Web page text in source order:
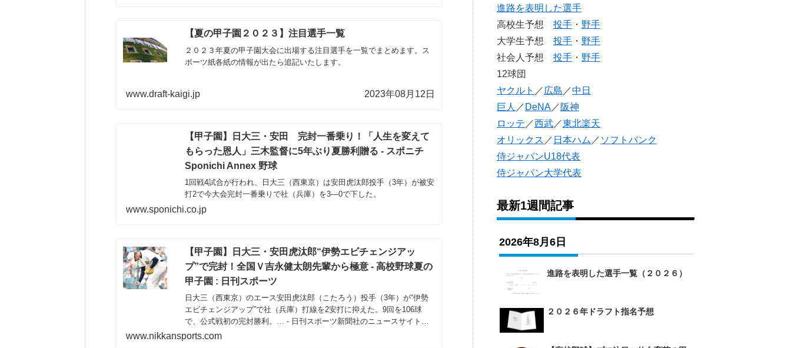
【夏の甲子園２０２３】注目選手一覧
２０２３年夏の甲子園大会に出場する注目選手を一覧でまとめます。ス
ポーツ紙各紙の情報が出たら追記いたします。
www.draft-kaigi.jp 2023年08月12日
【甲子園】日大三・安田 完封一番乗り！「人生を変えて
もらった恩人」三木監督に5年ぶり夏勝利贈る - スポニチ
Sponichi Annex 野球
1回戦4試合が行われ、日大三（西東京）は安田虎汰郎投手（3年）が被安
打2で今大会完封一番乗りで社（兵庫）を3―0で下した。
www.sponichi.co.jp
【甲子園】日大三・安田虎汰郎“伊勢エビチェンジアッ
プ”で完封！全国Ｖ吉永健太朗先輩から極意 - 高校野球夏の
甲子園 : 日刊スポーツ
日大三（西東京）のエース安田虎汰郎（こたろう）投手（3年）が“伊勢
エビチェンジアップ”で社（兵庫）打線を2安打に抑えた。9回を106球
で、公式戦初の完封勝利。… - 日刊スポーツ新聞社のニュースサイト、
ニッカンスポーツ・コム（nikkans...
www.nikkansports.com
進路を表明した選手
高校生予想 投手 ・ 野手
大学生予想 投手 ・ 野手
社会人予想 投手 ・ 野手
12球団
ヤクルト ／ 広島 ／中日
巨人 ／ DeNA ／ 阪神
ロッテ ／西武 ／東北楽天
オリックス ／ 日本ハム ／ ソフトバンク
侍ジャパンU18代表
侍ジャパン大学代表
最新1週間記事
2026年8月6日
進路を表明した選手一覧（２０２６）
２０２６年ドラフト指名予想